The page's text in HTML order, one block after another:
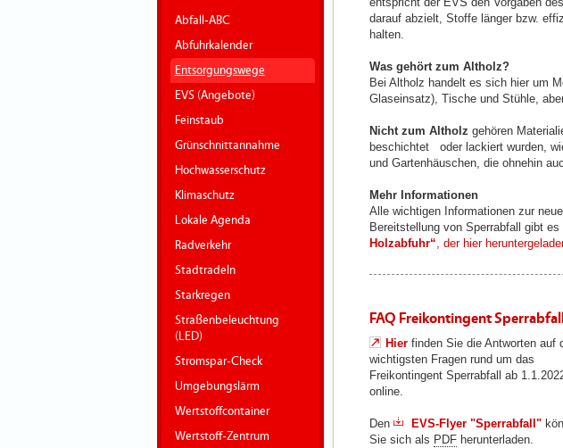
Abfall-ABC
Abfuhrkalender
Entsorgungswege
EVS (Angebote)
Feinstaub
Grünschnittannahme
Hochwasserschutz
Klimaschutz
Lokale Agenda
Radverkehr
Stadtradeln
Starkregen
Straßenbeleuchtung
(LED)
Stromspar-Check
Umgebungslärm
Wertstoffcontainer
Wertstoff-Zentrum
darauf abzielt, Stoffe länger bzw.
halten.
Was gehört zum Altholz?
Bei Altholz handelt es sich hier um
Glaseinsatz), Tische und Stühle,
Nicht zum Altholz gehören
beschichtet oder lackiert wurden,
und Gartenhäuschen, die ohnehin
Mehr Informationen
Alle wichtigen Informationen zur
Bereitstellung von Sperrabfall gibt
Holzabfuhr“, der hier
FAQ Freikontingent
Hierfinden Sie die Antworten auf
wichtigsten Fragen rund um das
Freikontingent Sperrabfall ab
online.
Den EVS-Flyer "Sperrabfall"
Sie sich als PDFherunterladen.